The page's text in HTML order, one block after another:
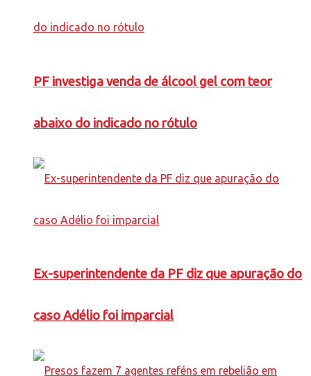
PF investiga venda de álcool gel com teor
abaixo do indicado no rótulo
Ex-superintendente da PF diz que apuração do
caso Adélio foi imparcial